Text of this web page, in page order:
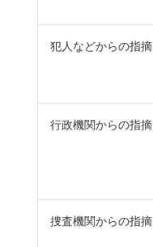
犯人などからの指摘
行政機関からの指摘
捜査機関からの指摘